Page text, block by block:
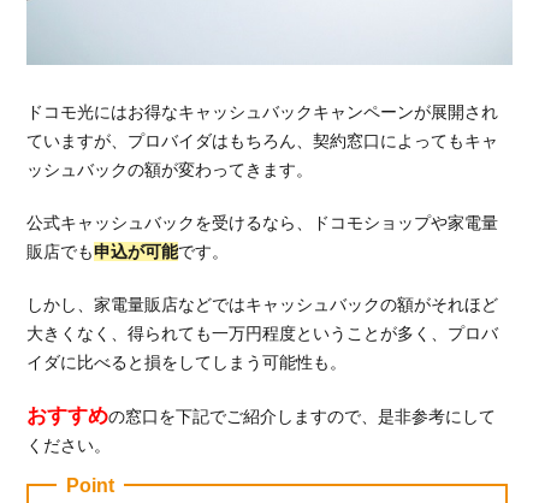
ドコモ光にはお得なキャッシュバックキャンペーンが展開され
ていますが、プロバイダはもちろん、契約窓口によってもキャ
ッシュバックの額が変わってきます。
公式キャッシュバックを受けるなら、ドコモショップや家電量
販店でも申込が可能です。
しかし、家電量販店などではキャッシュバックの額がそれほど
大きくなく、得られても一万円程度ということが多く、プロバ
イダに比べると損をしてしまう可能性も。
おすすめの窓口を下記でご紹介しますので、是非参考にして
ください。
Point